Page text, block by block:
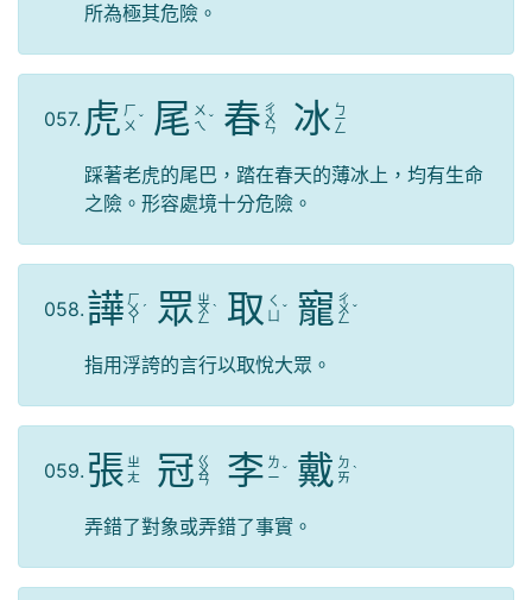
所為極其危險。
057. 虎 ㄏ
ㄨ ˇ 尾 ㄨ
ㄟ ˇ 春 ㄔ
ㄨ
ㄣ 冰 ㄅ
ㄧ
ㄥ
踩著老虎的尾巴，踏在春天的薄冰上，均有生命
之險。形容處境十分危險。
058. 譁 ㄏ
ㄨ
ㄚ
ˊ 眾 ㄓ
ㄨ
ㄥ
ˋ 取 ㄑ
ˇ 寵 ㄔ
ㄨ
ㄥ
ˇ
指用浮誇的言行以取悅大眾。
059. 張 ㄓ
ㄤ
冠 ㄍ
ㄨ
ㄢ 李 ㄌ
ㄧ ˇ 戴 ㄉ
ㄞ ˋ
弄錯了對象或弄錯了事實。